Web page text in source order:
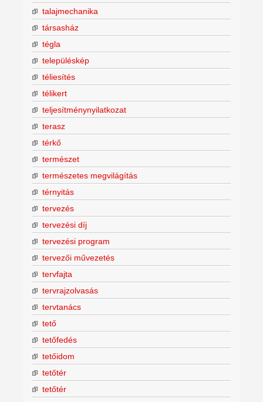
talajmechanika
társasház
tégla
településkép
téliesítés
télikert
teljesítménynyilatkozat
terasz
térkő
természet
természetes megvilágítás
térnyitás
tervezés
tervezési díj
tervezési program
tervezői művezetés
tervfajta
tervrajzolvasás
tervtanács
tető
tetőfedés
tetőidom
tetőtér
tetőtér